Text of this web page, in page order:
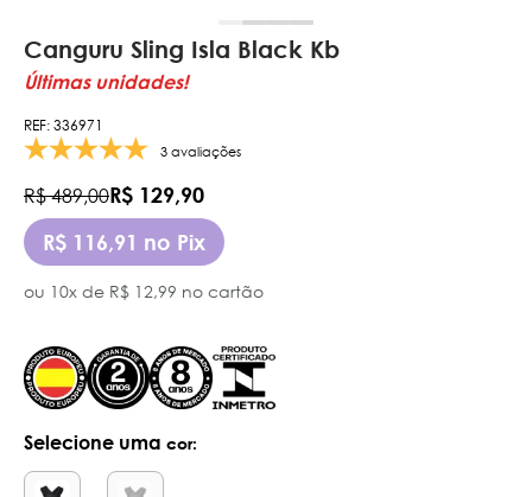
Canguru Sling Isla Black Kb
Últimas unidades!
REF: 336971
3 avaliações
R$ 489,00R$ 129,90
R$ 116,91 no Pix
ou 10x de R$ 12,99 no cartão
Selecione uma cor: